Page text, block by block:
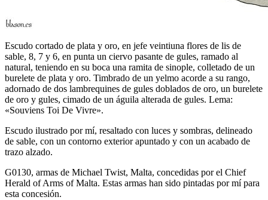
Escudo cortado de plata y oro, en jefe veintiuna flores de lis de
sable, 8, 7 y 6, en punta un ciervo pasante de gules, ramado al
natural, teniendo en su boca una ramita de sinople, colletado de un
burelete de plata y oro. Timbrado de un yelmo acorde a su rango,
adornado de dos lambrequines de gules doblados de oro, un burelete
de oro y gules, cimado de un águila alterada de gules. Lema:
«Souviens Toi De Vivre».
Escudo ilustrado por mí, resaltado con luces y sombras, delineado
de sable, con un contorno exterior apuntado y con un acabado de
trazo alzado.
G0130, armas de Michael Twist, Malta, concedidas por el Chief
Herald of Arms of Malta. Estas armas han sido pintadas por mí para
esta concesión.